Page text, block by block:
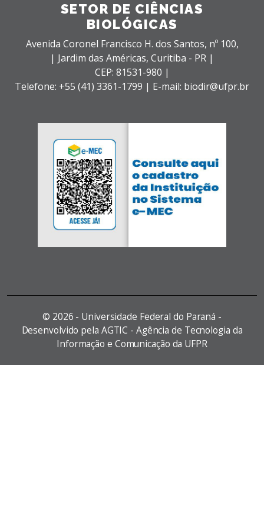
SETOR DE CIÊNCIAS
BIOLÓGICAS
Avenida Coronel Francisco H. dos Santos, nº 100,
| Jardim das Américas, Curitiba - PR |
CEP: 81531-980 |
Telefone: +55 (41) 3361-1799 | E-mail: biodir@ufpr.br
© 2026 - Universidade Federal do Paraná -
Desenvolvido pela AGTIC - Agência de Tecnologia da
Informação e Comunicação da UFPR